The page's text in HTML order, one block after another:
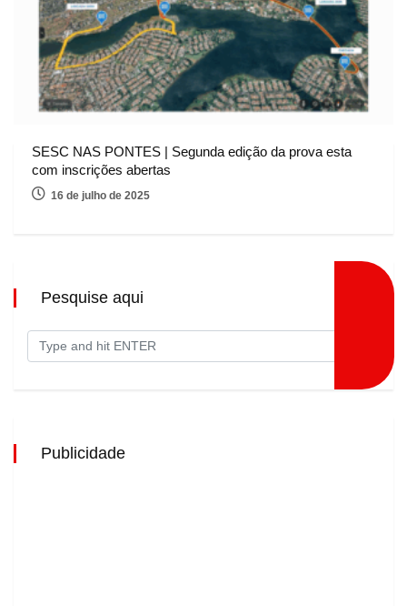
SESC NAS PONTES | Segunda edição da prova esta
com inscrições abertas
16 de julho de 2025
Pesquise aqui
Publicidade